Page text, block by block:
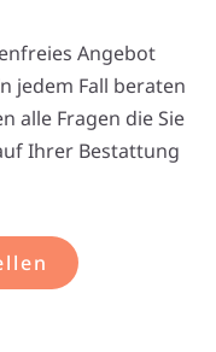
Angebot
jedem Fall beraten
alle Fragen die Sie
Ihrer Bestattung